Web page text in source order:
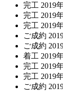
完工 2019
完工 2019
完工 2019
ご成約
ご成約
着工 2019
完工 2019
完工 2019
ご成約